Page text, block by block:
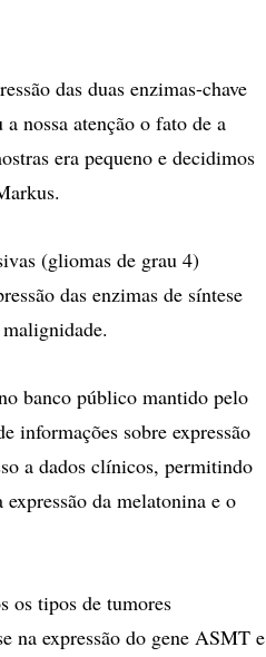
das duas enzimas-chave
nossa atenção o fato de a
era pequeno e decidimos
(gliomas de grau 4)
das enzimas de síntese
banco público mantido pelo
informações sobre expressão
a dados clínicos, permitindo
da melatonina e o
os tipos de tumores
na expressão do gene ASMT e